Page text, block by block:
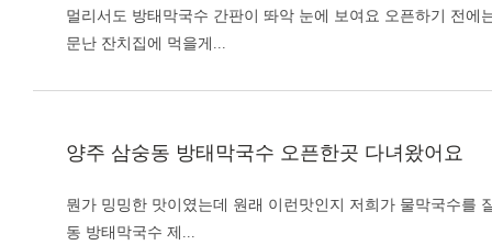
멀리서도 방태막국수 간판이 똬악 눈에 보여요 오픈하기 전에
문난 잔치집에 먹을게...
양주 삼숭동 방태막국수 오픈한곳 다녀왔어요
뭔가 밍밍한 맛이였는데 원래 이런맛인지 저희가 물막국수를
동 방태막국수 제...